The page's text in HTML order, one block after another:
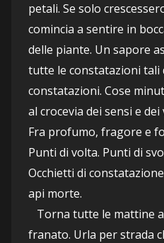
petali. Se solo
comincia a sentire in
delle piante. Un sapore
tutte le constatazioni tali
constatazioni. Cose
al crocevia dei sensi e dei
Fra profumo, fragore e
Punti di volta. Punti di
Occhietti di
api morte.
franato. Urla per strada